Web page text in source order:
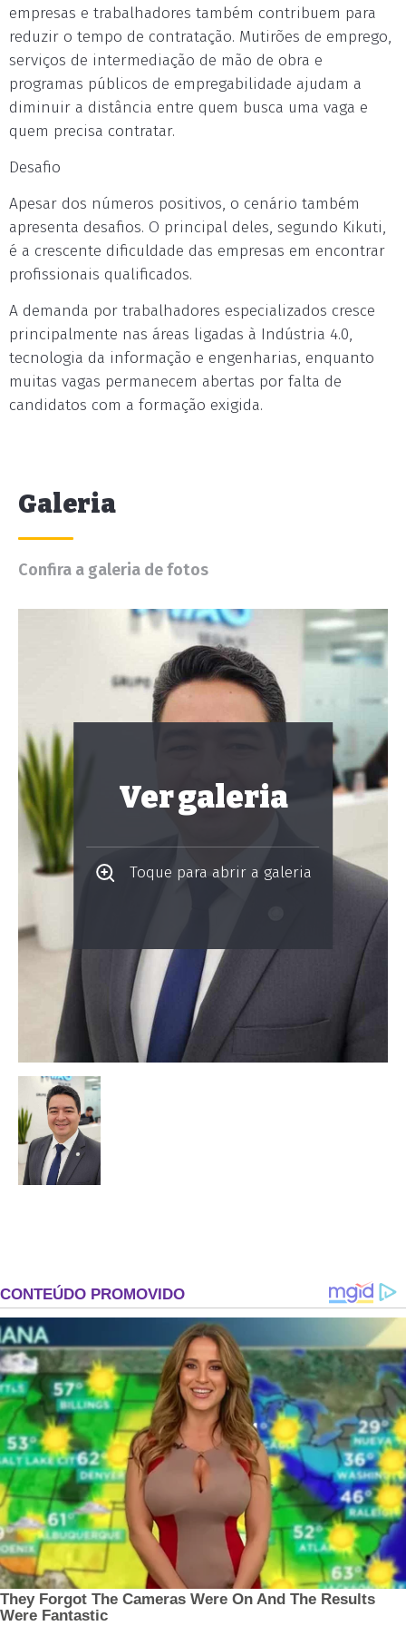
empresas e trabalhadores também contribuem para
reduzir o tempo de contratação. Mutirões de emprego,
serviços de intermediação de mão de obra e
programas públicos de empregabilidade ajudam a
diminuir a distância entre quem busca uma vaga e
quem precisa contratar.
Desafio
Apesar dos números positivos, o cenário também
apresenta desafios. O principal deles, segundo Kikuti,
é a crescente dificuldade das empresas em encontrar
profissionais qualificados.
A demanda por trabalhadores especializados cresce
principalmente nas áreas ligadas à Indústria 4.0,
tecnologia da informação e engenharias, enquanto
muitas vagas permanecem abertas por falta de
candidatos com a formação exigida.
Galeria
Confira a galeria de fotos
Ver galeria
Toque para abrir a galeria